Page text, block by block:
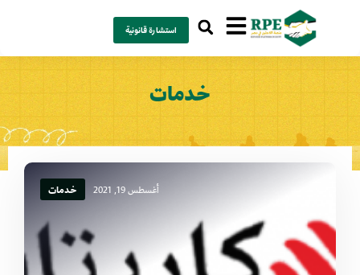
استشارة قانونية
خدمات
أغسطس 19, 2021 خدمات